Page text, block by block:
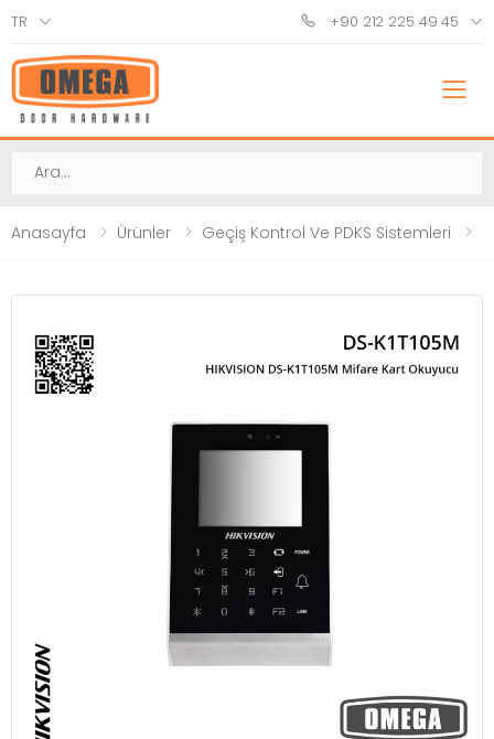
TR +90 212 225 49 45
Ara
Anasayfa Ürünler Geçiş Kontrol Ve PDKS Sistemleri